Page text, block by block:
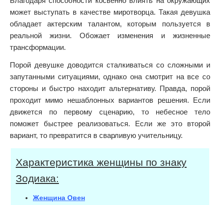
может выступать в качестве миротворца. Такая девушка
обладает актерским талантом, которым пользуется в
реальной жизни. Обожает изменения и жизненные
трансформации.
Порой девушке доводится сталкиваться со сложными и
запутанными ситуациями, однако она смотрит на все со
стороны и быстро находит альтернативу. Правда, порой
проходит мимо нешаблонных вариантов решения. Если
движется по первому сценарию, то небесное тело
поможет быстрее реализоваться. Если же это второй
вариант, то превратится в сварливую учительницу.
Характеристика женщины по знаку
Зодиака:
Женщина Овен